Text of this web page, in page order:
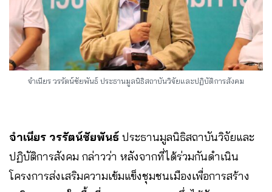
จำเนียร วรรัตน์ชัยพันธ์ ประธานมูลนิธิสถาบันวิจัยและปฏิบัติการสังคม
จำเนียร วรรัตน์ชัยพันธ์ ประธานมูลนิธิสถาบันวิจัยและ
ปฏิบัติการสังคม กล่าวว่า หลังจากที่ได้ร่วมกันดำเนิน
โครงการส่งเสริมความเข้มแข็งชุมชนเมืองเพื่อการสร้าง